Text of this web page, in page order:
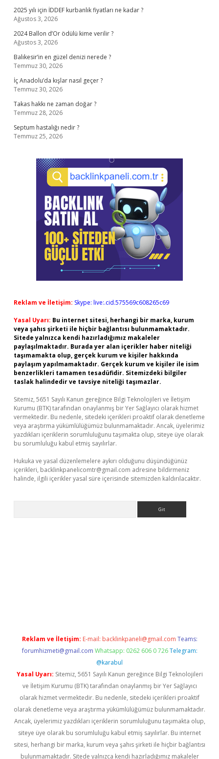
2025 yılı için İDDEF kurbanlık fiyatları ne kadar ?
Ağustos 3, 2026
2024 Ballon d’Or ödülü kime verilir ?
Ağustos 3, 2026
Balıkesir’in en güzel denizi nerede ?
Temmuz 30, 2026
İç Anadolu’da kışlar nasıl geçer ?
Temmuz 30, 2026
Takas hakkı ne zaman doğar ?
Temmuz 28, 2026
Septum hastalığı nedir ?
Temmuz 25, 2026
Reklam ve İletişim: Skype: live:.cid.575569c608265c69
Yasal Uyarı: Bu internet sitesi, herhangi bir marka, kurum
veya şahıs şirketi ile hiçbir bağlantısı bulunmamaktadır.
Sitede yalnızca kendi hazırladığımız makaleler
paylaşılmaktadır. Burada yer alan içerikler haber niteliği
taşımamakta olup, gerçek kurum ve kişiler hakkında
paylaşım yapılmamaktadır. Gerçek kurum ve kişiler ile isim
benzerlikleri tamamen tesadüfidir. Sitemizdeki bilgiler
taslak halindedir ve tavsiye niteliği taşımazlar.
Sitemiz, 5651 Sayılı Kanun gereğince Bilgi Teknolojileri ve İletişim
Kurumu (BTK) tarafından onaylanmış bir Yer Sağlayıcı olarak hizmet
vermektedir. Bu nedenle, sitedeki içerikleri proaktif olarak denetleme
veya araştırma yükümlülüğümüz bulunmamaktadır. Ancak, üyelerimiz
yazdıkları içeriklerin sorumluluğunu taşımakta olup, siteye üye olarak
bu sorumluluğu kabul etmiş sayılırlar.
Hukuka ve yasal düzenlemelere aykırı olduğunu düşündüğünüz
içerikleri, backlinkpanelicomtr@gmail.com adresine bildirmeniz
halinde, ilgili içerikler yasal süre içerisinde sitemizden kaldırılacaktır.
Reklam ve İletişim: E-mail: backlinkpaneli@gmail.com Teams:
forumhizmeti@gmail.com Whatsapp: 0262 606 0 726 Telegram:
@karabul
Yasal Uyarı: Sitemiz, 5651 Sayılı Kanun gereğince Bilgi Teknolojileri
ve İletişim Kurumu (BTK) tarafından onaylanmış bir Yer Sağlayıcı
olarak hizmet vermektedir. Bu nedenle, sitedeki içerikleri proaktif
olarak denetleme veya araştırma yükümlülüğümüz bulunmamaktadır.
Ancak, üyelerimiz yazdıkları içeriklerin sorumluluğunu taşımakta olup,
siteye üye olarak bu sorumluluğu kabul etmiş sayılırlar. Bu internet
sitesi, herhangi bir marka, kurum veya şahıs şirketi ile hiçbir bağlantısı
bulunmamaktadır. Sitede yalnızca kendi hazırladığımız makaleler